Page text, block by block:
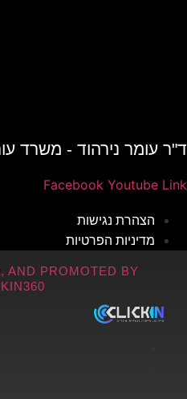
ד"ר עומר נירהוד - משרד
Facebook Youtube Link
הצהרת נגישות
מדיניות הפרטיות
AND PROMOTED BY